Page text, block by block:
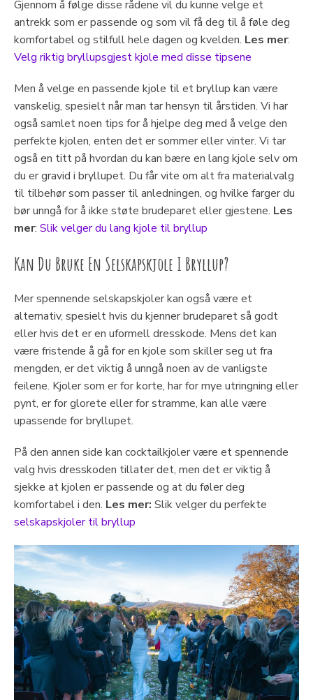
Gjennom å følge disse rådene vil du kunne velge et
antrekk som er passende og som vil få deg til å føle deg
komfortabel og stilfull hele dagen og kvelden. Les mer:
Velg riktig bryllupsgjest kjole med disse tipsene
Men å velge en passende kjole til et bryllup kan være
vanskelig, spesielt når man tar hensyn til årstiden. Vi har
også samlet noen tips for å hjelpe deg med å velge den
perfekte kjolen, enten det er sommer eller vinter. Vi tar
også en titt på hvordan du kan bære en lang kjole selv om
du er gravid i bryllupet. Du får vite om alt fra materialvalg
til tilbehør som passer til anledningen, og hvilke farger du
bør unngå for å ikke støte brudeparet eller gjestene. Les
mer: Slik velger du lang kjole til bryllup
Kan Du Bruke En Selskapskjole I Bryllup?
Mer spennende selskapskjoler kan også være et
alternativ, spesielt hvis du kjenner brudeparet så godt
eller hvis det er en uformell dresskode. Mens det kan
være fristende å gå for en kjole som skiller seg ut fra
mengden, er det viktig å unngå noen av de vanligste
feilene. Kjoler som er for korte, har for mye utringning eller
pynt, er for glorete eller for stramme, kan alle være
upassende for bryllupet.
På den annen side kan cocktailkjoler være et spennende
valg hvis dresskoden tillater det, men det er viktig å
sjekke at kjolen er passende og at du føler deg
komfortabel i den. Les mer: Slik velger du perfekte
selskapskjoler til bryllup